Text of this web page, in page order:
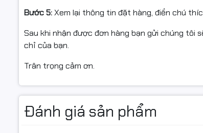
CPU đặc biệt phù hợp cho workstation vận hành
Bộ nhớ đệm 256MB –
CPU được trang bị:
L2 Cache: 64MB
L3 Cache: 256MB
Bước 5:Xem lại thông tin đặt hàng, điền chú
Sau khi nhận được đơn hàng bạn gửi chúng tôi
chỉ của bạn.
Trân trọng cảm ơn.
Đánh giá sản phẩm